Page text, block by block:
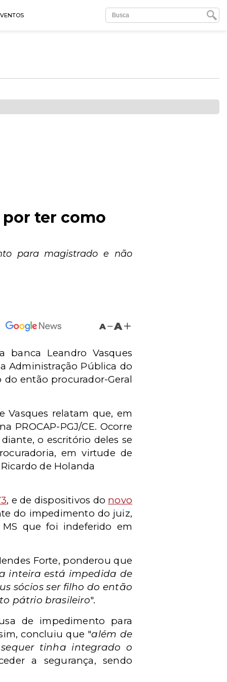
ter como
para magistrado e não
A A
Leandro Vasques
Administração Pública do
do então procurador-Geral
Vasques relatam que, em
PGJ/CE. Ocorre
o escritório deles se
em virtude de
de Holanda
, e de dispositivos do novo
do impedimento do juiz,
que foi indeferido em
Forte, ponderou que
inteira está impedida de
sócios ser filho do então
pátrio brasileiro".
de impedimento para
concluiu que "além de
tinha integrado o
a segurança, sendo